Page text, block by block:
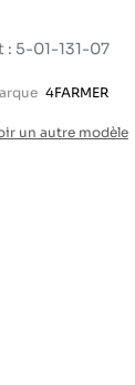
5-01-131-07
4FARMER
un autre modèle